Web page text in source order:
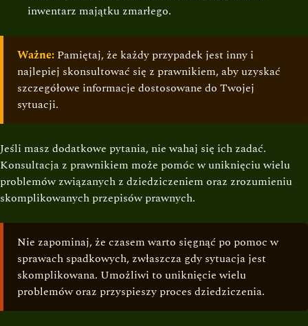
inwentarz majątku zmarłego.
Ważne: Pamiętaj, że każdy przypadek jest inny i
najlepiej skonsultować się z prawnikiem, aby uzyskać
szczegółowe informacje dostosowane do Twojej
sytuacji.
Jeśli masz dodatkowe pytania, nie wahaj się ich zadać.
Konsultacja z prawnikiem może pomóc w uniknięciu wielu
problemów związanych z dziedziczeniem oraz zrozumieniu
skomplikowanych przepisów prawnych.
Nie zapominaj, że czasem warto sięgnąć po pomoc w
sprawach spadkowych, zwłaszcza gdy sytuacja jest
skomplikowana. Umożliwi to uniknięcie wielu
problemów oraz przyspieszy proces dziedziczenia.